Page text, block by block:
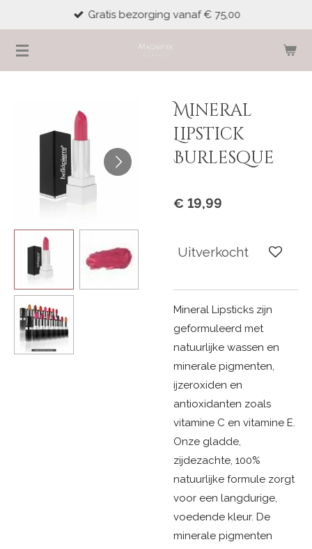
naar
de
Gratis bezorging vanaf € 75,00
Mineral
Lipstick
Burlesque
€ 19,99
Uitverkocht
Mineral Lipsticks zijn
geformuleerd met
natuurlijke wassen en
minerale pigmenten,
ijzeroxiden en
antioxidanten zoals
vitamine C en vitamine E.
Onze gladde,
zijdezachte, 100%
natuurlijke formule zorgt
voor een langdurige,
voedende kleur. De
minerale pigmenten